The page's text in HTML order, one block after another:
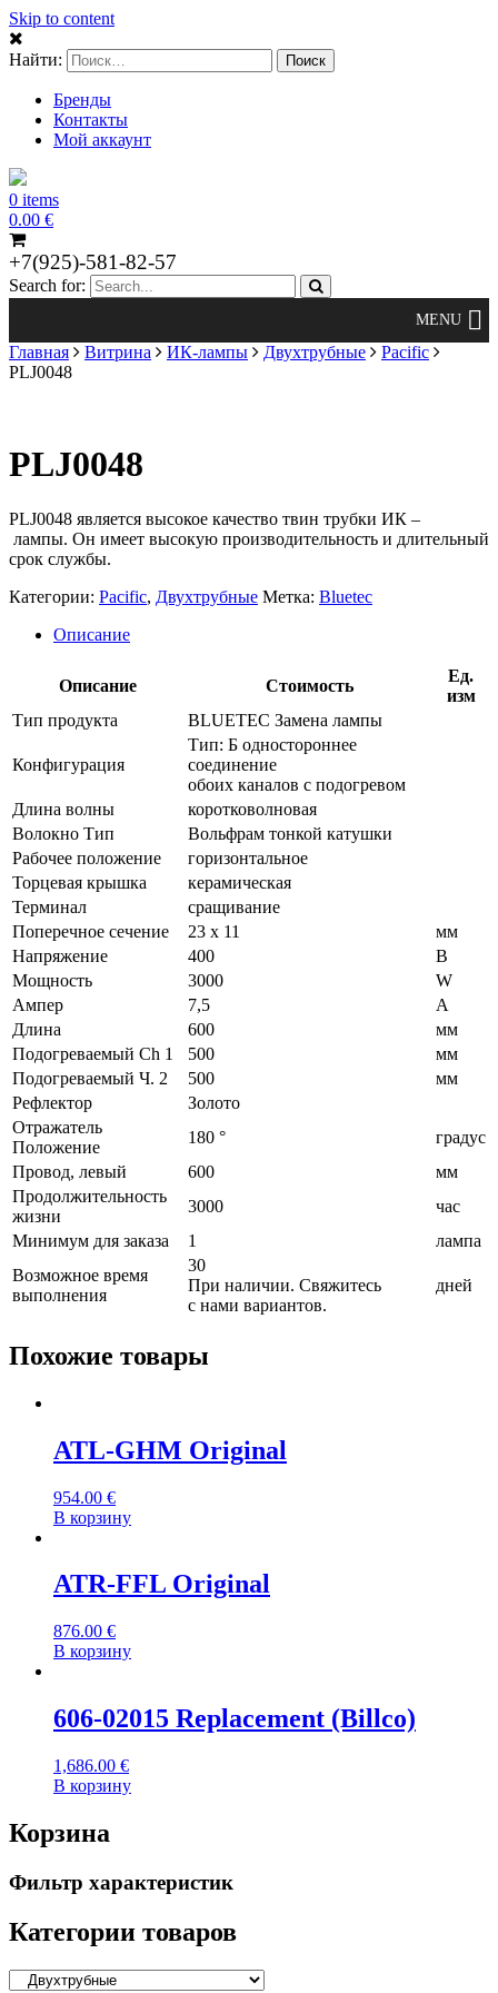
Skip to content
Найти:
Бренды
Контакты
Мой аккаунт
0 items
0.00 €
+7(925)-581-82-57
Search for:
Главная Витрина ИК-лампы Двухтрубные
Pacific
PLJ0048
PLJ0048
PLJ0048 является высокое качество твин трубки ИК –
лампы. Он имеет высокую производительность и длительный
срок службы.
Категории: Pacific, Двухтрубные Метка: Bluetec
Описание
Описание Стоимость
Ед.
изм
Тип продукта
BLUETEC Замена лампы
Конфигурация
Тип: Б одностороннее
соединение
обоих каналов с подогревом
Длина волны
коротковолновая
Волокно Тип
Вольфрам тонкой катушки
Рабочее положение
горизонтальное
Торцевая крышка
керамическая
Терминал
сращивание
Поперечное сечение
23 х 11
мм
Напряжение
400
В
Мощность
3000
W
Ампер
7,5
A
Длина
600
мм
Подогреваемый Ch 1
500
мм
Подогреваемый Ч. 2
500
мм
Рефлектор
Золото
Отражатель
Положение
180 °
градус
Провод, левый
600
мм
Продолжительность
жизни
3000
час
Минимум для заказа
1
лампа
Возможное время
выполнения
30
При наличии. Свяжитесь
с нами вариантов.
дней
Похожие товары
ATL-GHM Original
954.00 €
В корзину
ATR-FFL Original
876.00 €
В корзину
606-02015 Replacement (Billco)
1,686.00 €
В корзину
Корзина
Фильтр характеристик
Категории товаров